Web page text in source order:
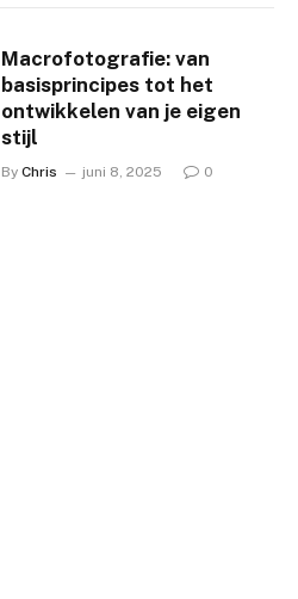
Macrofotografie: van
basisprincipes tot het
ontwikkelen van je eigen
stijl
By Chris juni 8, 2025 0